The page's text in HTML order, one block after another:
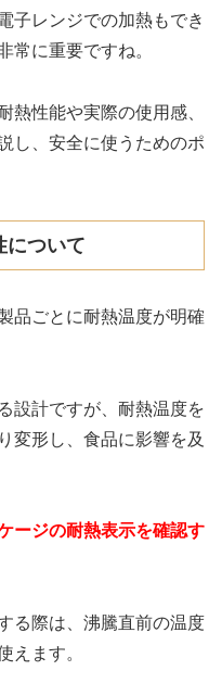
子レンジでの加熱もでき
常に重要ですね。
熱性能や実際の使用感、
し、安全に使うためのポ
について
品ごとに耐熱温度が明確
設計ですが、耐熱温度を
変形し、食品に影響を及
ージの耐熱表示を確認す
る際は、沸騰直前の温度
えます。